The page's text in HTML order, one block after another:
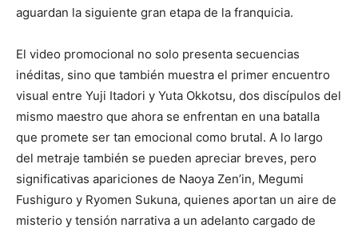
aguardan la siguiente gran etapa de la franquicia.
El video promocional no solo presenta secuencias
inéditas, sino que también muestra el primer encuentro
visual entre Yuji Itadori y Yuta Okkotsu, dos discípulos del
mismo maestro que ahora se enfrentan en una batalla
que promete ser tan emocional como brutal. A lo largo
del metraje también se pueden apreciar breves, pero
significativas apariciones de Naoya Zen’in, Megumi
Fushiguro y Ryomen Sukuna, quienes aportan un aire de
misterio y tensión narrativa a un adelanto cargado de